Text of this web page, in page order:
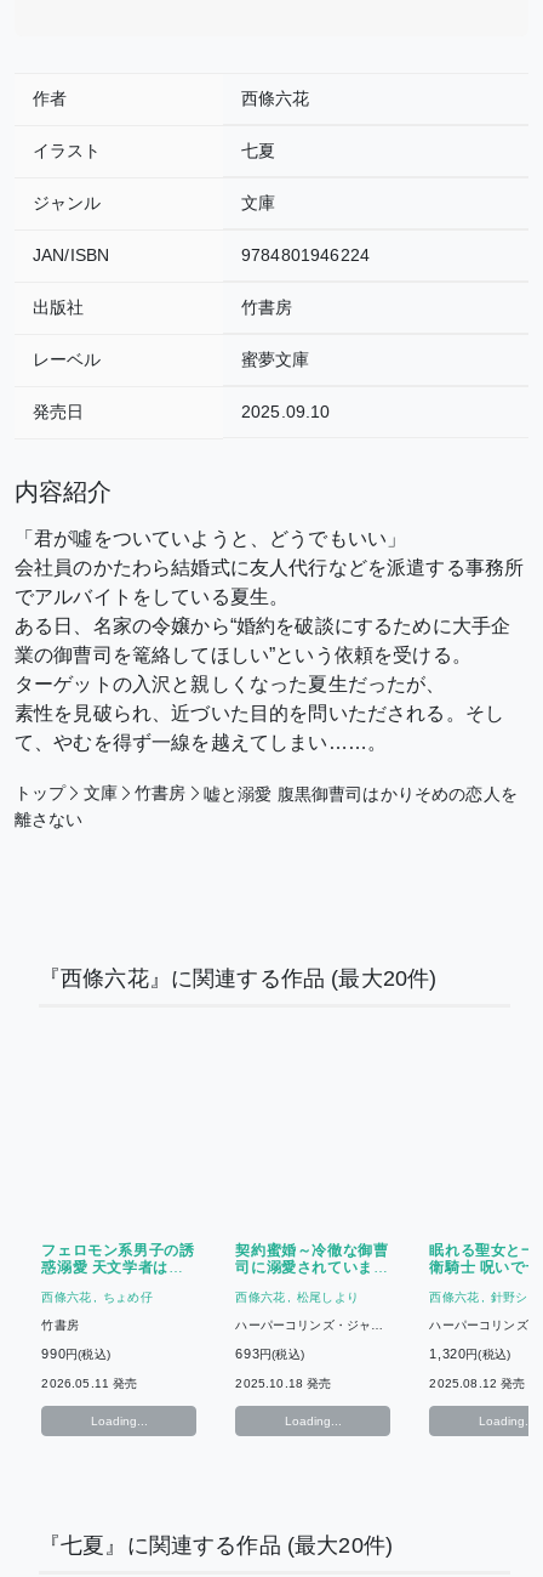
作者 西條六花
イラスト 七夏
ジャンル 文庫
JAN/ISBN 9784801946224
出版社 竹書房
レーベル 蜜夢文庫
発売日 2025.09.10
内容紹介
「君が噓をついていようと、どうでもいい」
会社員のかたわら結婚式に友人代行などを派遣する事務所
でアルバイトをしている夏生。
ある日、名家の令嬢から“婚約を破談にするために大手企
業の御曹司を篭絡してほしい”という依頼を受ける。
ターゲットの入沢と親しくなった夏生だったが、
素性を見破られ、近づいた目的を問いただされる。そし
て、やむを得ず一線を越えてしまい……。
トップ 文庫 竹書房
嘘と溺愛 腹黒御曹司はかりそめの恋人を
離さない
『西條六花』に関連する作品 (最大20件)
フェロモン系男子の誘
惑溺愛 天文学者は秘
したい
西條六花 ちょめ仔
竹書房
990円(税込)
2026.05.11 発売
Loading...
契約蜜婚～冷徹な御曹
司に溺愛されています
西條六花 松尾しより
ハーパーコリンズ・ジャパ
693円(税込)
2025.10.18 発売
Loading...
眠れる聖女と一
衛騎士 呪いで
された辺境の地
がぬ激愛を刻ま
た
西條六花 針野シロ
ハーパーコリンズ・
1,320円(税込)
2025.08.12 発売
Loading...
『七夏』に関連する作品 (最大20件)